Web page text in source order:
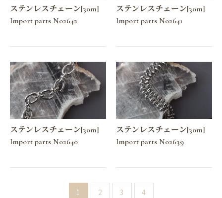
ステンレスチェーン[30m]
Import parts No2642
ステンレスチェーン[30m]
Import parts No2641
ステンレスチェーン[30m]
Import parts No2640
ステンレスチェーン[30m]
Import parts No2639
1 2 3 4